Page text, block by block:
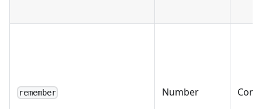
remember Number